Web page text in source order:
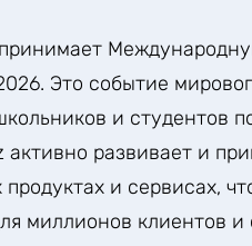
Это событие
и студентов
развивает и
и сервисах,
миллионов клиентов и